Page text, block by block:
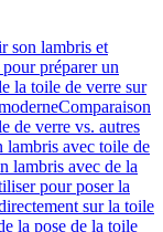
son lambris et
préparer un
la toile de verre sur
Comparaison
de verre vs. autres
avec toile de
lambris avec de la
pour poser la
sur la toile
la pose de la toile